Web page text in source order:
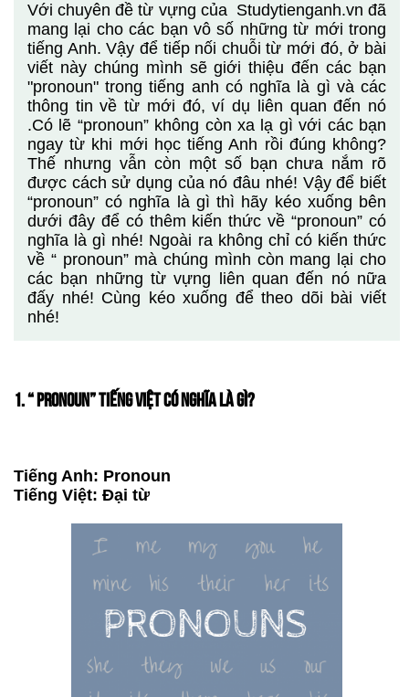
Với chuyên đề từ vựng của Studytienganh.vn đã
mang lại cho các bạn vô số những từ mới trong
tiếng Anh. Vậy để tiếp nối chuỗi từ mới đó, ở bài
viết này chúng mình sẽ giới thiệu đến các bạn
"pronoun" trong tiếng anh có nghĩa là gì và các
thông tin về từ mới đó, ví dụ liên quan đến nó
.Có lẽ “pronoun” không còn xa lạ gì với các bạn
ngay từ khi mới học tiếng Anh rồi đúng không?
Thế nhưng vẫn còn một số bạn chưa nắm rõ
được cách sử dụng của nó đâu nhé! Vậy để biết
“pronoun” có nghĩa là gì thì hãy kéo xuống bên
dưới đây để có thêm kiến thức về “pronoun” có
nghĩa là gì nhé! Ngoài ra không chỉ có kiến thức
về “ pronoun” mà chúng mình còn mang lại cho
các bạn những từ vựng liên quan đến nó nữa
đấy nhé! Cùng kéo xuống để theo dõi bài viết
nhé!
1. “ PRONOUN” TIẾNG VIỆT CÓ NGHĨA LÀ GÌ?
Tiếng Anh: Pronoun
Tiếng Việt: Đại từ